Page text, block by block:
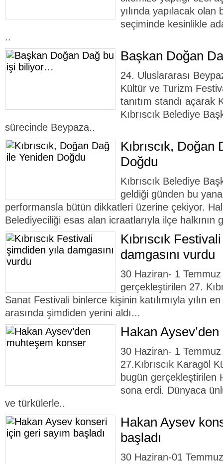
yılında yapılacak olan
seçiminde kesinlikle
..
Başkan Doğan
24. Uluslararası
Kültür ve Turizm
tanıtım standı açarak
Kıbrıscık Belediye
sürecinde Beypaza..
Kıbrıscık,
Doğdu
Kıbrıscık Belediye
geldiği günden bu
performansla bütün dikkatleri üzerine çekiyor.
Belediyeciliği esas alan icraatlarıyla ilçe halkının
Kıbrıscık
damgasını vurdu
30 Haziran- 1
gerçekleştirilen 27.
Sanat Festivali binlerce kişinin katılımıyla yılın
arasında şimdiden yerini aldı...
Hakan
30 Haziran- 1
27.Kıbrıscık Karagöl
bugün gerçekleştirilen
sona erdi. Dünyaca
ve türkülerle..
Hakan Aysev
başladı
30 Haziran-01